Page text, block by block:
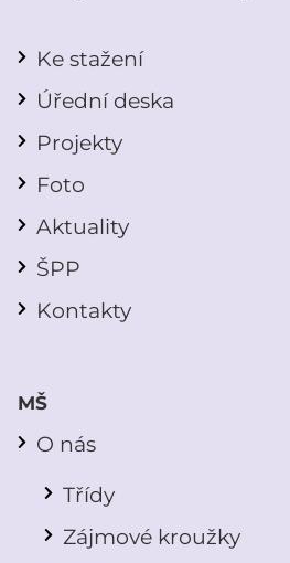
Ke stažení
Úřední deska
Projekty
Foto
Aktuality
ŠPP
Kontakty
MŠ
O nás
Třídy
Zájmové kroužky